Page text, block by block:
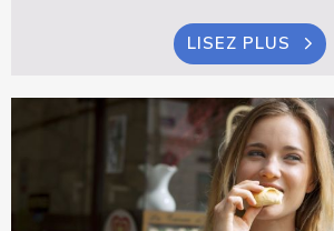
LISEZ PLUS